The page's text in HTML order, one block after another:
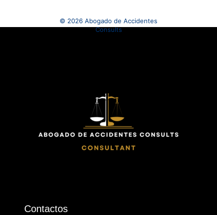
© 2026 Abogado de Accidentes
Consults
Contactos